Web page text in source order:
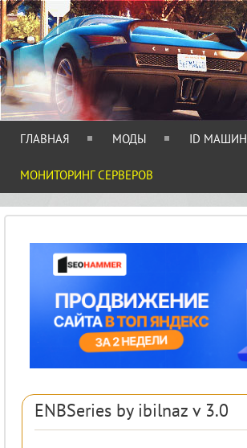
ГЛАВНАЯ МОДЫ ID МАШИН
МОНИТОРИНГ СЕРВЕРОВ
ENBSeries by ibilnaz v 3.0